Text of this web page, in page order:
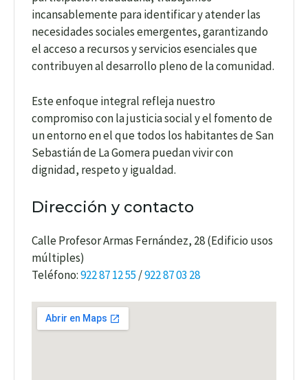
incansablemente para identificar y atender las
necesidades sociales emergentes, garantizando
el acceso a recursos y servicios esenciales que
contribuyen al desarrollo pleno de la comunidad.
Este enfoque integral refleja nuestro
compromiso con la justicia social y el fomento de
un entorno en el que todos los habitantes de San
Sebastián de La Gomera puedan vivir con
dignidad, respeto y igualdad.
Dirección y contacto
Calle Profesor Armas Fernández, 28 (Edificio usos
múltiples)
Teléfono:922 87 12 55 /922 87 03 28